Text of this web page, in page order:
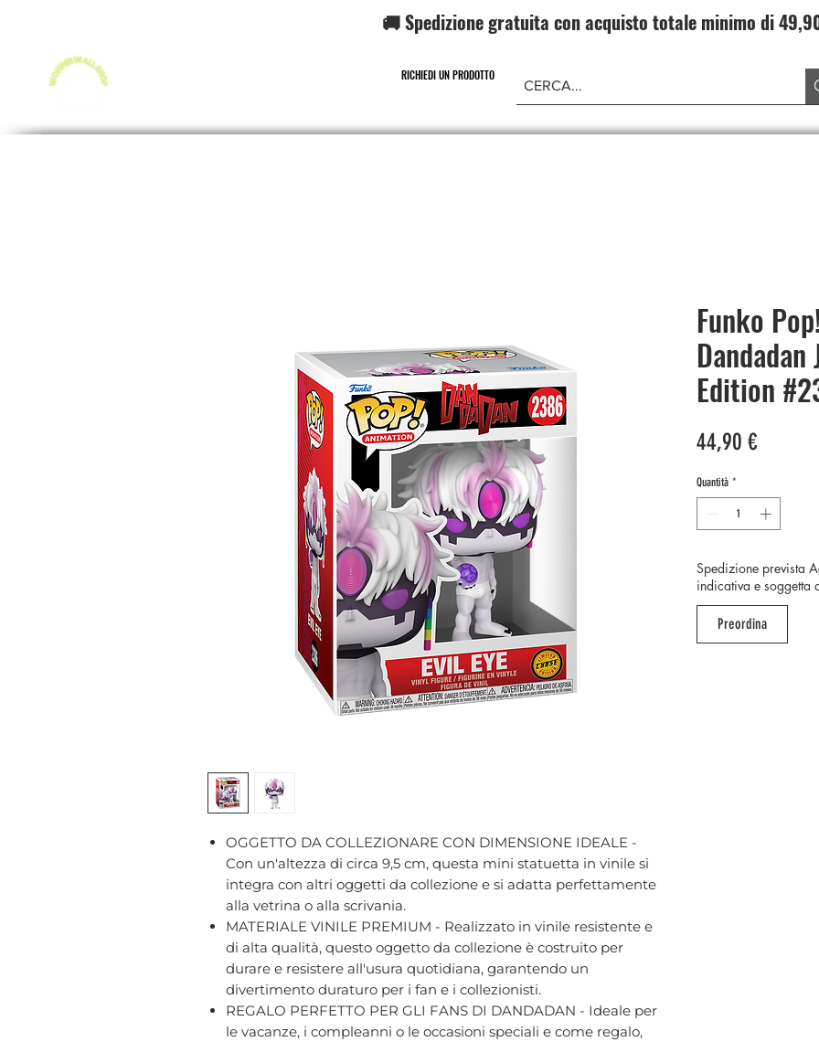
🚚 Spedizione gratuita con acquisto totale minimo di
RICHIEDI UN PRODOTTO
OGGETTO DA COLLEZIONARE CON DIMENSIONE IDEALE -
Con un'altezza di circa 9,5 cm, questa mini statuetta in vinile si
integra con altri oggetti da collezione e si adatta perfettamente
alla vetrina o alla scrivania.
MATERIALE VINILE PREMIUM - Realizzato in vinile resistente e
di alta qualità, questo oggetto da collezione è costruito per
durare e resistere all'usura quotidiana, garantendo un
divertimento duraturo per i fan e i collezionisti.
REGALO PERFETTO PER GLI FANS DI DANDADAN - Ideale per
le vacanze, i compleanni o le occasioni speciali e come regalo,
Funko
Dandadan
Edition
44,90 €Prezzo
Quantità *
Spedizione prevista
indicativa e soggetta
Preordina